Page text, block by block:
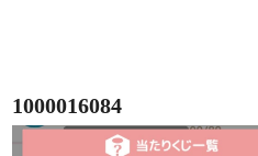
1000016084